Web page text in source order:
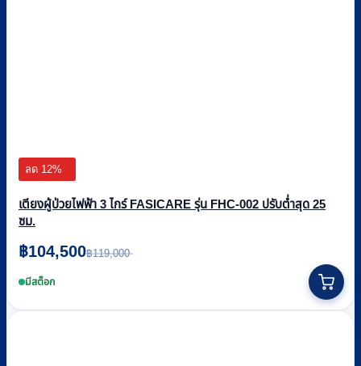
ลด 12%
เตียงผู้ป่วยไฟฟ้า 3 ไกร์ FASICARE รุ่น FHC-002 ปรับต่ำสุด 25
ซม.
฿119,000
Original
price
was:
฿119,000.
฿104,500
Current
price
is:
฿104,500.
มีสต็อก